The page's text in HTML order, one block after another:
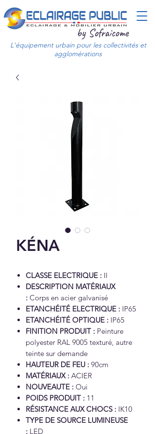
by Sofraicome
L'équipement urbain pour les collectivités et
agglomérations
KÉNA
CLASSE ELECTRIQUE : II
DESCRIPTION MATÉRIAUX
: Corps en acier galvanisé
ETANCHÉITÉ ELECTRIQUE : IP65
ETANCHÉITÉ OPTIQUE : IP65
FINITION PRODUIT : Peinture
polyester RAL 9005 texturé, autre
teinte sur demande
HAUTEUR DE FEU : 90cm
MATÉRIAUX : ACIER
NOUVEAUTE : Oui
POIDS PRODUIT : 11
RÉSISTANCE AUX CHOCS : IK10
TYPE DE SOURCE LUMINEUSE
: LED